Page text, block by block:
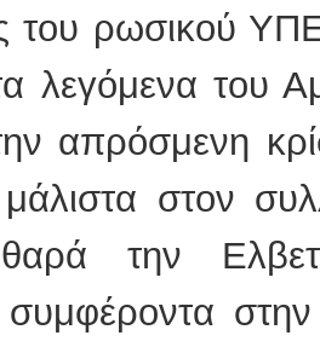
του ρωσικού
λεγόμενα του
απρόσμενη
στον
την
συμφέροντα